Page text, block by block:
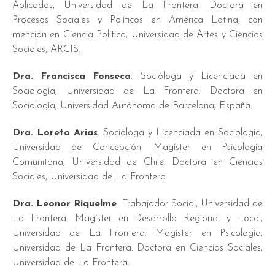
Aplicadas, Universidad de La Frontera. Doctora en
Procesos Sociales y Políticos en América Latina, con
mención en Ciencia Política, Universidad de Artes y Ciencias
Sociales, ARCIS.
Dra. Francisca Fonseca. Socióloga y Licenciada en
Sociología, Universidad de La Frontera. Doctora en
Sociología, Universidad Autónoma de Barcelona, España.
Dra. Loreto Arias. Socióloga y Licenciada en Sociología,
Universidad de Concepción. Magíster en Psicología
Comunitaria, Universidad de Chile. Doctora en Ciencias
Sociales, Universidad de La Frontera.
Dra. Leonor Riquelme. Trabajador Social, Universidad de
La Frontera. Magíster en Desarrollo Regional y Local,
Universidad de La Frontera. Magíster en Psicología,
Universidad de La Frontera. Doctora en Ciencias Sociales,
Universidad de La Frontera.